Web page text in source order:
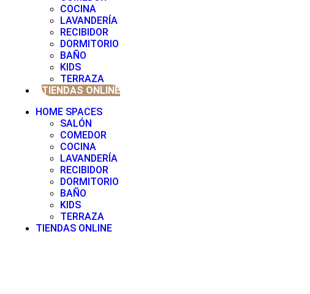
COCINA
LAVANDERÍA
RECIBIDOR
DORMITORIO
BAÑO
KIDS
TERRAZA
TIENDAS ONLINE
HOME SPACES
SALÓN
COMEDOR
COCINA
LAVANDERÍA
RECIBIDOR
DORMITORIO
BAÑO
KIDS
TERRAZA
TIENDAS ONLINE